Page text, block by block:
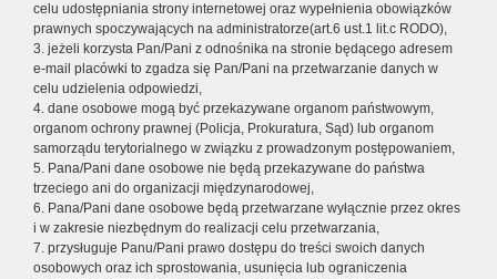
celu udostępniania strony internetowej oraz wypełnienia obowiązków
prawnych spoczywających na administratorze(art.6 ust.1 lit.c RODO),
3. jeżeli korzysta Pan/Pani z odnośnika na stronie będącego adresem
e-mail placówki to zgadza się Pan/Pani na przetwarzanie danych w
celu udzielenia odpowiedzi,
4. dane osobowe mogą być przekazywane organom państwowym,
organom ochrony prawnej (Policja, Prokuratura, Sąd) lub organom
samorządu terytorialnego w związku z prowadzonym postępowaniem,
5. Pana/Pani dane osobowe nie będą przekazywane do państwa
trzeciego ani do organizacji międzynarodowej,
6. Pana/Pani dane osobowe będą przetwarzane wyłącznie przez okres
i w zakresie niezbędnym do realizacji celu przetwarzania,
7. przysługuje Panu/Pani prawo dostępu do treści swoich danych
osobowych oraz ich sprostowania, usunięcia lub ograniczenia